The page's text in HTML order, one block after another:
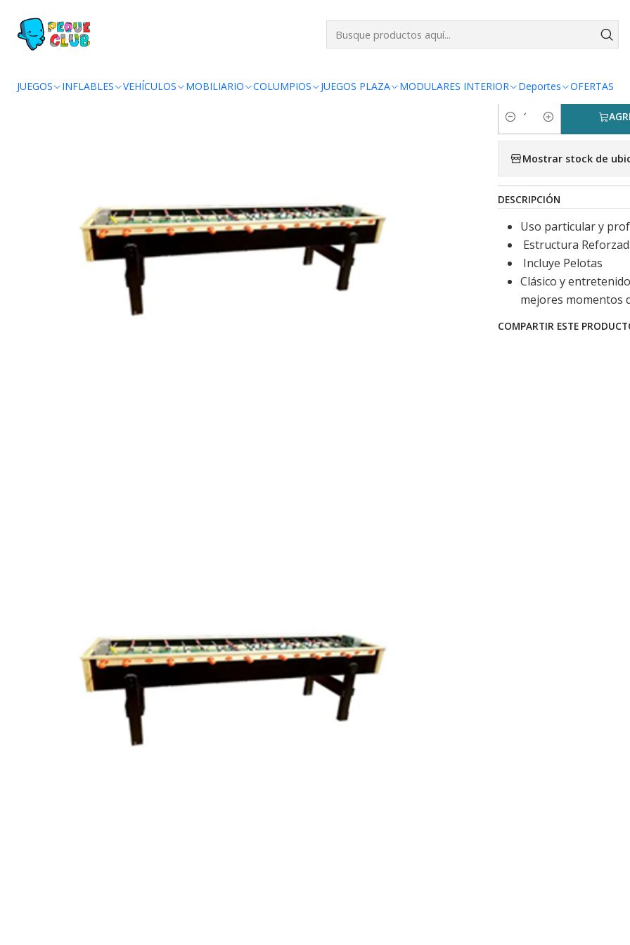
JUEGOS INFLABLES VEHÍCULOS MOBILIARIO COLUMPIOS JUEGOS PLAZA MODULARES INTERIOR Deportes OFERTAS
Taca Taca I
Cantidad
Mostrar stock de
DESCRIPCIÓN
Uso particular y
Estructura
Incluye Pelotas
Clásico y
mejores momentos
COMPARTIR ESTE